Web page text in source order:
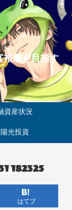
裕層を目指す
資産状況
陽光投資
182325
はてブ